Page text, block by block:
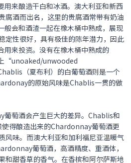
来酿造干白和冰酒。澳大利亚和新西
腐酒而出名，这里的贵腐酒常带有奶油
会和酒渣一起在橡木桶中熟成，展现
定性很好，具有极佳的陈年潜力，因此
来投资。没有在橡木桶中熟成的
“unoaked/unwooded
（夏布利）的白葡萄酒则是一个
的原始风味是Chablis一贯的做
萄酒会产生巨大的差异。Chablis和
得酿造出来的Chardonnay葡萄酒更
风味。而澳大利亚和加利福尼亚温暖气
葡萄酒，高酒精度、重酒体，
和甜香草的香气。在香槟和阿尔萨斯地